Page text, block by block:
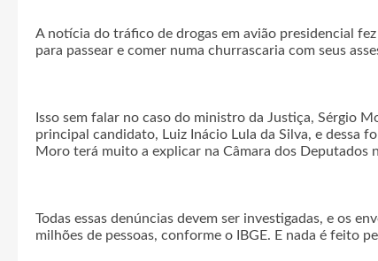
A notícia do tráfico de drogas em avião presidencial
para passear e comer numa churrascaria com seus
Isso sem falar no caso do ministro da Justiça, Sérgio
principal candidato, Luiz Inácio Lula da Silva, e dessa
Moro terá muito a explicar na Câmara dos Deputados
Todas essas denúncias devem ser investigadas, e os
milhões de pessoas, conforme o IBGE. E nada é feito